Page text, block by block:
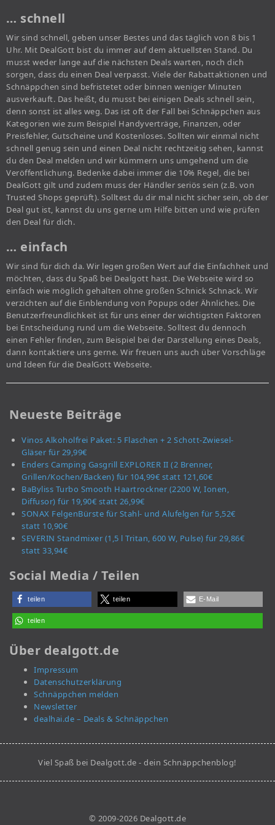
… schnell
Wir sind schnell, geben unser Bestes und das täglich von 8 bis 1
Uhr. Mit DealGott bist du immer auf dem aktuellsten Stand. Du
musst weder lange auf die nächsten Deals warten, noch dich
sorgen, dass du einen Deal verpasst. Viele der Rabattaktionen und
Schnäppchen sind befristetet oder binnen weniger Minuten
ausverkauft. Das heißt, du musst bei einigen Deals schnell sein,
denn sonst ist alles weg. Das ist oft der Fall bei Schnäppchen aus
Kategorien wie zum Beispiel Handyverträge, Finanzen, oder
Preisfehler, Gutscheine und Kostenloses. Sollten wir einmal nicht
schnell genug sein und einen Deal nicht rechtzeitig sehen, kannst
du den Deal melden und wir kümmern uns umgehend um die
Veröffentlichung. Bedenke dabei immer die 10% Regel, die bei
DealGott gilt und zudem muss der Händler seriös sein (z.B. von
Trusted Shops geprüft). Solltest du dir mal nicht sicher sein, ob der
Deal gut ist, kannst du uns gerne um Hilfe bitten und wie prüfen
den Deal für dich.
… einfach
Wir sind für dich da. Wir legen großen Wert auf die Einfachheit und
möchten, dass du Spaß bei Dealgott hast. Die Webseite wird so
einfach wie möglich gehalten ohne großen Schnick Schnack. Wir
verzichten auf die Einblendung von Popups oder Ähnliches. Die
Benutzerfreundlichkeit ist für uns einer der wichtigsten Faktoren
bei Entscheidung rund um die Webseite. Solltest du dennoch
einen Fehler finden, zum Beispiel bei der Darstellung eines Deals,
dann kontaktiere uns gerne. Wir freuen uns auch über Vorschläge
und Ideen für die DealGott Webseite.
Neueste Beiträge
Vinos Alkoholfrei Paket: 5 Flaschen + 2 Schott-Zwiesel-
Gläser für 29,99€
Enders Camping Gasgrill EXPLORER II (2 Brenner,
Grillen/Kochen/Backen) für 104,99€ statt 121,60€
BaByliss Turbo Smooth Haartrockner (2200 W, Ionen,
Diffusor) für 19,90€ statt 26,99€
SONAX FelgenBürste für Stahl- und Alufelgen für 5,52€
statt 10,90€
SEVERIN Standmixer (1,5 l Tritan, 600 W, Pulse) für 29,86€
statt 33,94€
Social Media / Teilen
teilen teilen E-Mail
teilen
Über dealgott.de
Impressum
Datenschutzerklärung
Schnäppchen melden
Newsletter
dealhai.de – Deals & Schnäppchen
Viel Spaß bei Dealgott.de - dein Schnäppchenblog!
© 2009-2026 Dealgott.de